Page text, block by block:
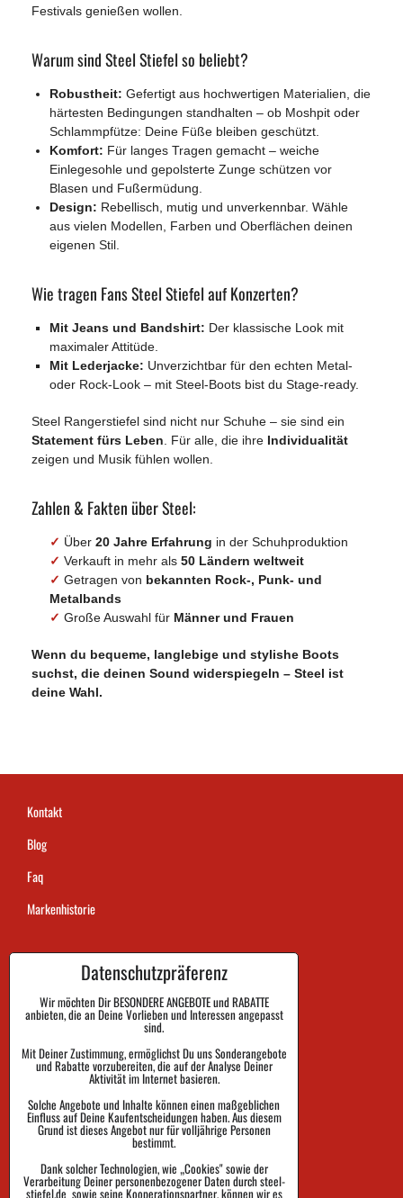
Festivals genießen wollen.
Warum sind Steel Stiefel so beliebt?
Robustheit: Gefertigt aus hochwertigen Materialien, die
härtesten Bedingungen standhalten – ob Moshpit oder
Schlammpfütze: Deine Füße bleiben geschützt.
Komfort: Für langes Tragen gemacht – weiche
Einlegesohle und gepolsterte Zunge schützen vor
Blasen und Fußermüdung.
Design: Rebellisch, mutig und unverkennbar. Wähle
aus vielen Modellen, Farben und Oberflächen deinen
eigenen Stil.
Wie tragen Fans Steel Stiefel auf Konzerten?
Mit Jeans und Bandshirt: Der klassische Look mit
maximaler Attitüde.
Mit Lederjacke: Unverzichtbar für den echten Metal-
oder Rock-Look – mit Steel-Boots bist du Stage-ready.
Steel Rangerstiefel sind nicht nur Schuhe – sie sind ein
Statement fürs Leben . Für alle, die ihre Individualität
zeigen und Musik fühlen wollen.
Zahlen & Fakten über Steel:
✓ Über 20 Jahre Erfahrung in der Schuhproduktion
✓ Verkauft in mehr als 50 Ländern weltweit
✓ Getragen von bekannten Rock-, Punk- und
Metalbands
✓ Große Auswahl für Männer und Frauen
Wenn du bequeme, langlebige und stylishe Boots
suchst, die deinen Sound widerspiegeln – Steel ist
deine Wahl.
Kontakt
Blog
Faq
Markenhistorie
Dauer der Auftragsausführung
Zahlung
Warenrückgabe und Reklamation
Größe
Schutz der Privatsphäre
Sendungsverfolgung
Datenschutzpräferenz
Wir möchten Dir BESONDERE ANGEBOTE und RABATTE
anbieten, die an Deine Vorlieben und Interessen angepasst
sind.
Mit Deiner Zustimmung, ermöglichst Du uns Sonderangebote
und Rabatte vorzubereiten, die auf der Analyse Deiner
Aktivität im Internet basieren.
Solche Angebote und Inhalte können einen maßgeblichen
Einfluss auf Deine Kaufentscheidungen haben. Aus diesem
Grund ist dieses Angebot nur für volljährige Personen
bestimmt.
Dank solcher Technologien, wie „Cookies" sowie der
Verarbeitung Deiner personenbezogener Daten durch steel-
stiefel.de sowie seine Kooperationspartner, können wir es